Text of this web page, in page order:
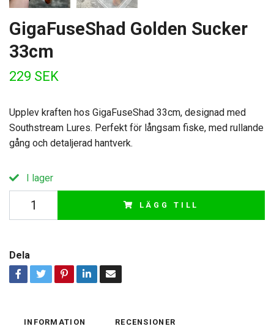
GigaFuseShad Golden Sucker
33cm
229 SEK
Upplev kraften hos GigaFuseShad 33cm, designad med
Southstream Lures. Perfekt för långsam fiske, med rullande
gång och detaljerad hantverk.
I lager
LÄGG TILL
Dela
INFORMATION RECENSIONER